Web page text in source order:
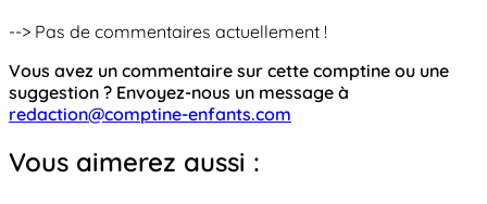
--> Pas de commentaires actuellement !
Vous avez un commentaire sur cette comptine ou une
suggestion ? Envoyez-nous un message à
redaction@comptine-enfants.com
Vous aimerez aussi :